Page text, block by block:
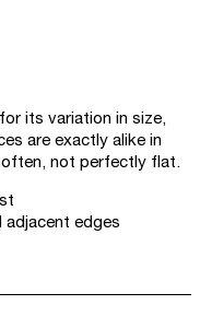
its variation in size,
are exactly alike in
often, not perfectly flat.
adjacent edges